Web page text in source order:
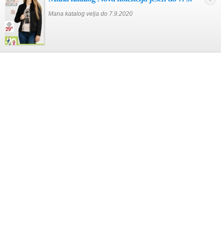
Mana katalog velja do 7.9.2020